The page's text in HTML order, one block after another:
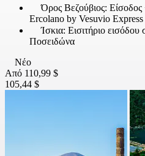
Όρος Βεζούβιος: Είσοδος
Ercolano by Vesuvio Express
Ίσκια: Εισιτήριο
Ποσειδώνα
Νέο
Από 110,99 $
105,44 $